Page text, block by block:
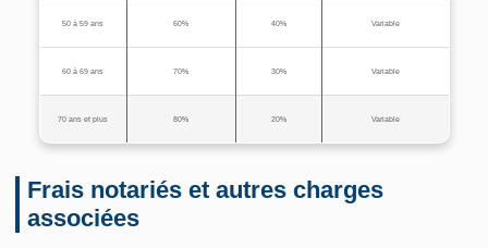
50 à 59 ans 60% 40% Variable
60 à 69 ans 70% 30% Variable
70 ans et plus 80% 20% Variable
Frais notariés et autres charges
associées